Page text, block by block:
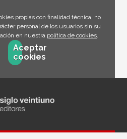
propias con finalidad técnica, no
personal de los usuarios sin su
en nuestra política de cookies.
Aceptar
cookies